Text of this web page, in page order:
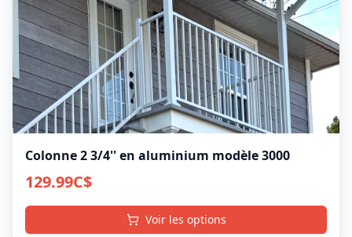
Colonne 2 3/4'' en aluminium modèle 3000
129.99C$
Voir les options